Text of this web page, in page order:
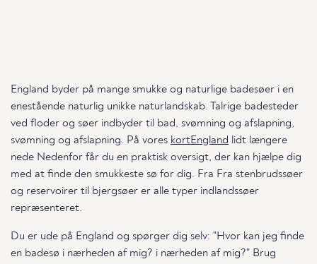
England byder på mange smukke og naturlige badesøer i en
enestående naturlig unikke naturlandskab. Talrige badesteder
ved floder og søer indbyder til bad, svømning og afslapning,
svømning og afslapning. På vores kortEngland lidt længere
nede Nedenfor får du en praktisk oversigt, der kan hjælpe dig
med at finde den smukkeste sø for dig. Fra Fra stenbrudssøer
og reservoirer til bjergsøer er alle typer indlandssøer
repræsenteret.
Du er ude på England og spørger dig selv: "Hvor kan jeg finde
en badesø i nærheden af mig? i nærheden af mig?" Brug